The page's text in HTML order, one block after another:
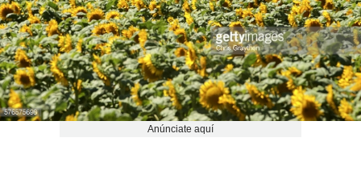
Anúnciate aquí